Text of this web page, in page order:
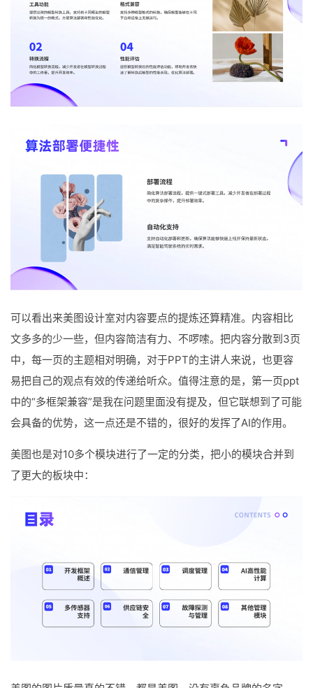
可以看出来美图设计室对内容要点的提炼还算精准。内容相比
文多多的少一些，但内容简洁有力、不啰嗦。把内容分散到3页
中，每一页的主题相对明确，对于PPT的主讲人来说，也更容
易把自己的观点有效的传递给听众。值得注意的是，第一页ppt
中的“多框架兼容”是我在问题里面没有提及，但它联想到了可能
会具备的优势，这一点还是不错的，很好的发挥了AI的作用。
美图也是对10多个模块进行了一定的分类，把小的模块合并到
了更大的板块中：